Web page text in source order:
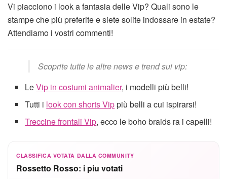
Vi piacciono i look a fantasia delle Vip? Quali sono le
stampe che più preferite e siete solite indossare in estate?
Attendiamo i vostri commenti!
Scoprite tutte le altre news e trend sui vip:
LeVip in costumi animalier, i modelli più belli!
Tutti i look con shorts Vippiù belli a cui ispirarsi!
Treccine frontali Vip, ecco le boho braids ra i capelli!
CLASSIFICA VOTATA DALLA COMMUNITY
Rossetto Rosso: i piu votati